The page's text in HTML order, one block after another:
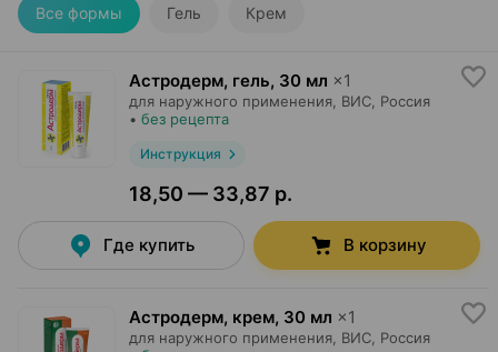
Все формы Гель Крем
Астродерм, гель, 30 мл ×1
для наружного применения, ВИС , Россия
• без рецепта
Инструкция
18,50 — 33,87 р.
Где купить В корзину
Астродерм, крем, 30 мл ×1
для наружного применения, ВИС , Россия